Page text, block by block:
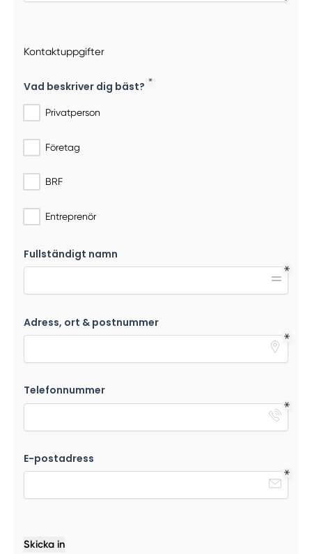
Kontaktuppgifter
Vad beskriver dig bäst?
Privatperson
Företag
BRF
Entreprenör
Fullständigt namn
Adress, ort & postnummer
Telefonnummer
E-postadress
Skicka in